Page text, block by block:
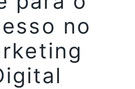
no